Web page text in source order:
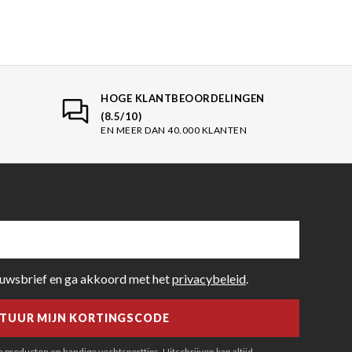
HOGE KLANTBEOORDELINGEN
(8.5/10)
EN MEER DAN 40.000 KLANTEN
en ga akkoord met hetprivacybeleid.